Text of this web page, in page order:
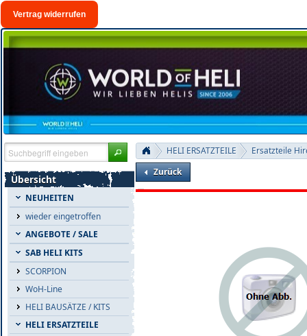
Vertrag widerrufen
Übersicht
NEUHEITEN
wieder eingetroffen
ANGEBOTE / SALE
SAB HELI KITS
SCORPION
WoH-Line
HELI BAUSÄTZE / KITS
HELI ERSATZTEILE
HELI ERSATZTEILE
Ersatzteile
Zurück